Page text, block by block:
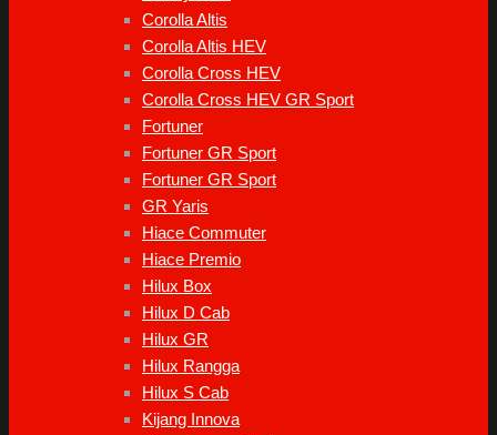
Corolla Altis
Corolla Altis HEV
Corolla Cross HEV
Corolla Cross HEV GR Sport
Fortuner
Fortuner GR Sport
Fortuner GR Sport
GR Yaris
Hiace Commuter
Hiace Premio
Hilux Box
Hilux D Cab
Hilux GR
Hilux Rangga
Hilux S Cab
Kijang Innova